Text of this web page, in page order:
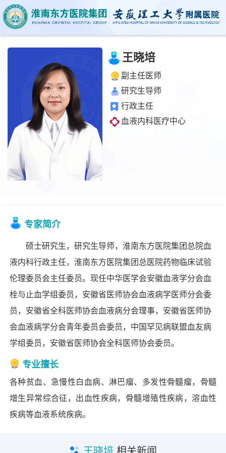
王晓培
副主任医师
研究生导师
行政主任
血液内科医疗中心
专家简介
硕士研究生，研究生导师，淮南东方医院集团总院血
液内科行政主任，淮南东方医院集团总医院药物临床试验
伦理委员会主任委员。现任中华医学会安徽血液学分会血
栓与止血学组委员，安徽省医师协会血液病学医师分会委
员，安徽省全科医师协会血液病分会理事，安徽省医师协
会血液病学分会⻘年委员会委员，中国罕见病联盟血友病
学组委员，安徽省医师协会全科医师协会委员。
专业擅长
各种贫血、急慢性白血病、淋巴瘤、多发性⻣髓瘤，骨髓
增生异常综合征，出血性疾病，骨髓增殖性疾病，溶血性
疾病等血液系统疾病。